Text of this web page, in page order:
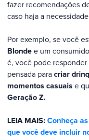
fazer recomendações
caso haja a
Por exemplo, se você
Blonde e um
é, você pode
pensada para criar
momentos casuais e
Geração Z.
LEIA MAIS: Conheça
que você deve incluir